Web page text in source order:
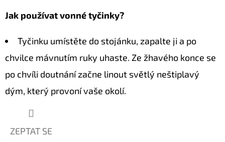
Jak používat vonné tyčinky?
Tyčinku umístěte do stojánku, zapalte ji a po
chvilce mávnutím ruky uhaste. Ze žhavého konce se
po chvíli doutnání začne linout světlý neštiplavý
dým, který provoní vaše okolí.
ZEPTAT SE